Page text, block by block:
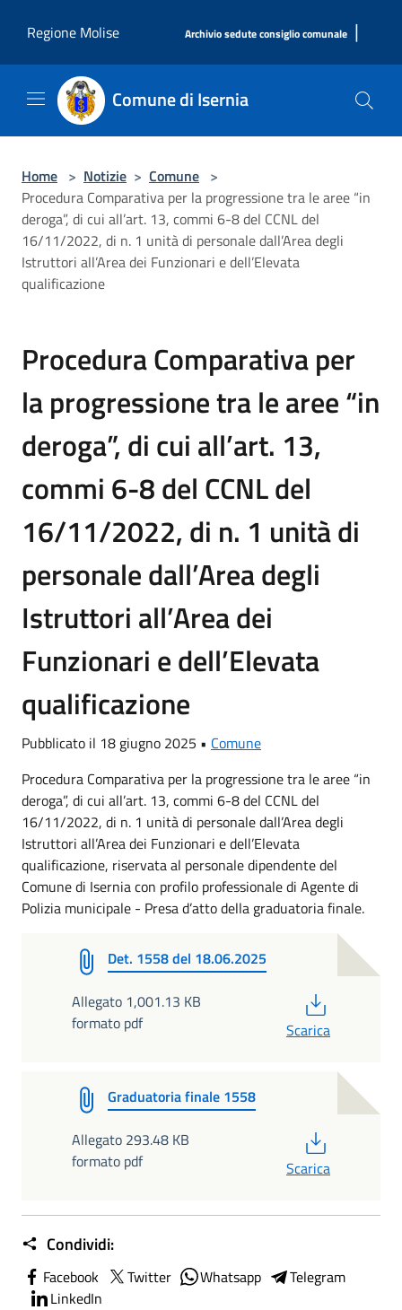
Regione Molise
Archivio sedute consiglio comunale |
Comune di Isernia
Home > Notizie > Comune >
Procedura Comparativa per la progressione tra le aree “in
deroga”, di cui all’art. 13, commi 6-8 del CCNL del
16/11/2022, di n. 1 unità di personale dall’Area degli
Istruttori all’Area dei Funzionari e dell’Elevata
qualificazione
Procedura Comparativa per
la progressione tra le aree “in
deroga”, di cui all’art. 13,
commi 6-8 del CCNL del
16/11/2022, di n. 1 unità di
personale dall’Area degli
Istruttori all’Area dei
Funzionari e dell’Elevata
qualificazione
Pubblicato il 18 giugno 2025 • Comune
Procedura Comparativa per la progressione tra le aree “in
deroga”, di cui all’art. 13, commi 6-8 del CCNL del
16/11/2022, di n. 1 unità di personale dall’Area degli
Istruttori all’Area dei Funzionari e dell’Elevata
qualificazione, riservata al personale dipendente del
Comune di Isernia con profilo professionale di Agente di
Polizia municipale - Presa d’atto della graduatoria finale.
Det. 1558 del 18.06.2025
Allegato 1,001.13 KB
formato pdf
Scarica
Graduatoria finale 1558
Allegato 293.48 KB
formato pdf
Scarica
Condividi:
Facebook Twitter Whatsapp
Telegram
LinkedIn